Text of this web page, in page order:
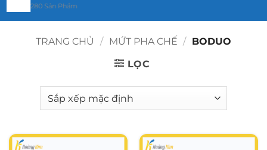
280 Sản Phẩm
MỨT PHA CHẾ
BỘT PHA CHẾ
23 Sản Phẩm
TRANG CHỦ / MỨT PHA CHẾ / BODUO
LỌC